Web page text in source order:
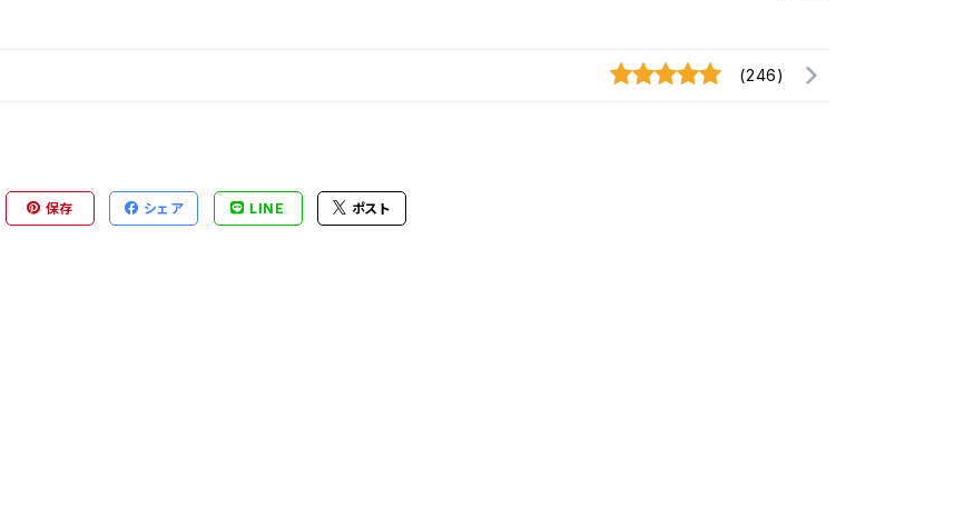
(246)
保存 シェア LINE ポスト